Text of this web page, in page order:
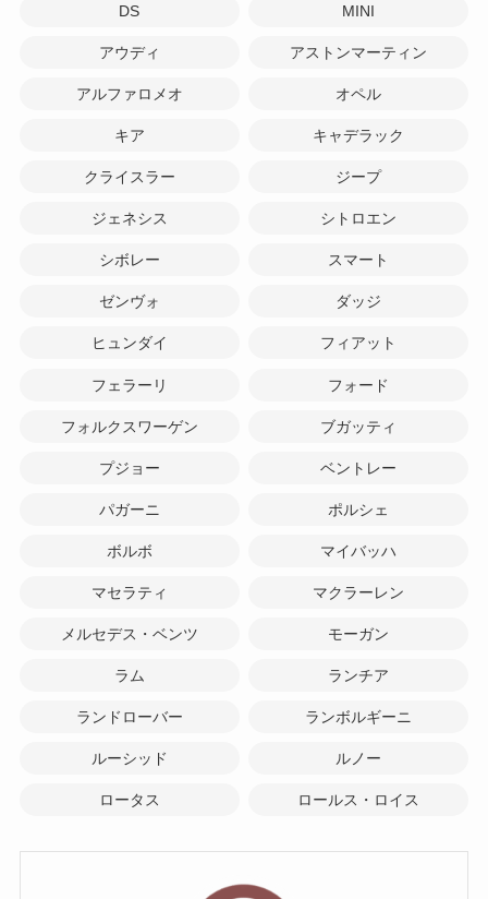
DS MINI
アウディ アストンマーティン
アルファロメオ オペル
キア キャデラック
クライスラー ジープ
ジェネシス シトロエン
シボレー スマート
ゼンヴォ ダッジ
ヒュンダイ フィアット
フェラーリ フォード
フォルクスワーゲン ブガッティ
プジョー ベントレー
パガーニ ポルシェ
ボルボ マイバッハ
マセラティ マクラーレン
メルセデス・ベンツ モーガン
ラム ランチア
ランドローバー ランボルギーニ
ルーシッド ルノー
ロータス ロールス・ロイス